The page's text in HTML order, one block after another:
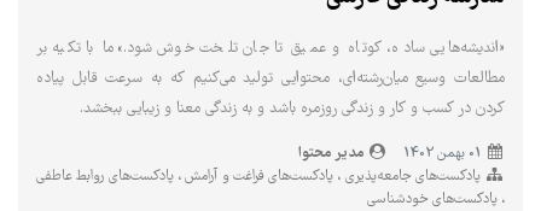
«اندیشه‌هایی ساده، کوتاه و عمیق تا جان تلخت خوش شود.»ما با تکیه بر
مطالعات وسیع میان‌رشته‌ای، محتوایی تولید می‌کنیم که به سرعت قابل پیاده
کردن در کسب و کار و زندگی روزمره باشد و به زندگی معنا و زیبایی ببخشد.
مدیر محتوا
پادکست‌های جامعه‌پذیری پادکست‌های فراغت و آرامش پادکست‌های روابط عاطفی
پادکست‌های خودشناسی